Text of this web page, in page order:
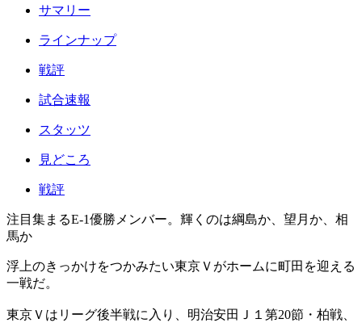
サマリー
ラインナップ
戦評
試合速報
スタッツ
見どころ
戦評
注目集まるE-1優勝メンバー。輝くのは綱島か、望月か、相
馬か
浮上のきっかけをつかみたい東京Ｖがホームに町田を迎える
一戦だ。
東京Ｖはリーグ後半戦に入り、明治安田Ｊ１第20節・柏戦、